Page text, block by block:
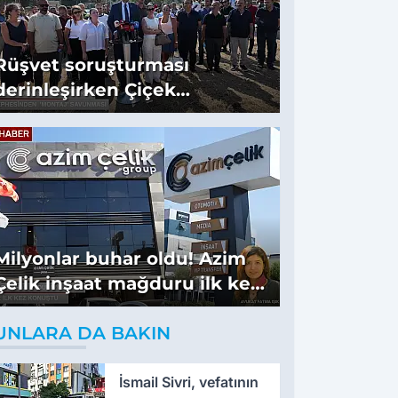
soruşturması
Çiçek
'montaj'
buhar oldu! Azim
inşaat mağduru ilk kez
DA BAKIN
İsmail Sivri, vefatının